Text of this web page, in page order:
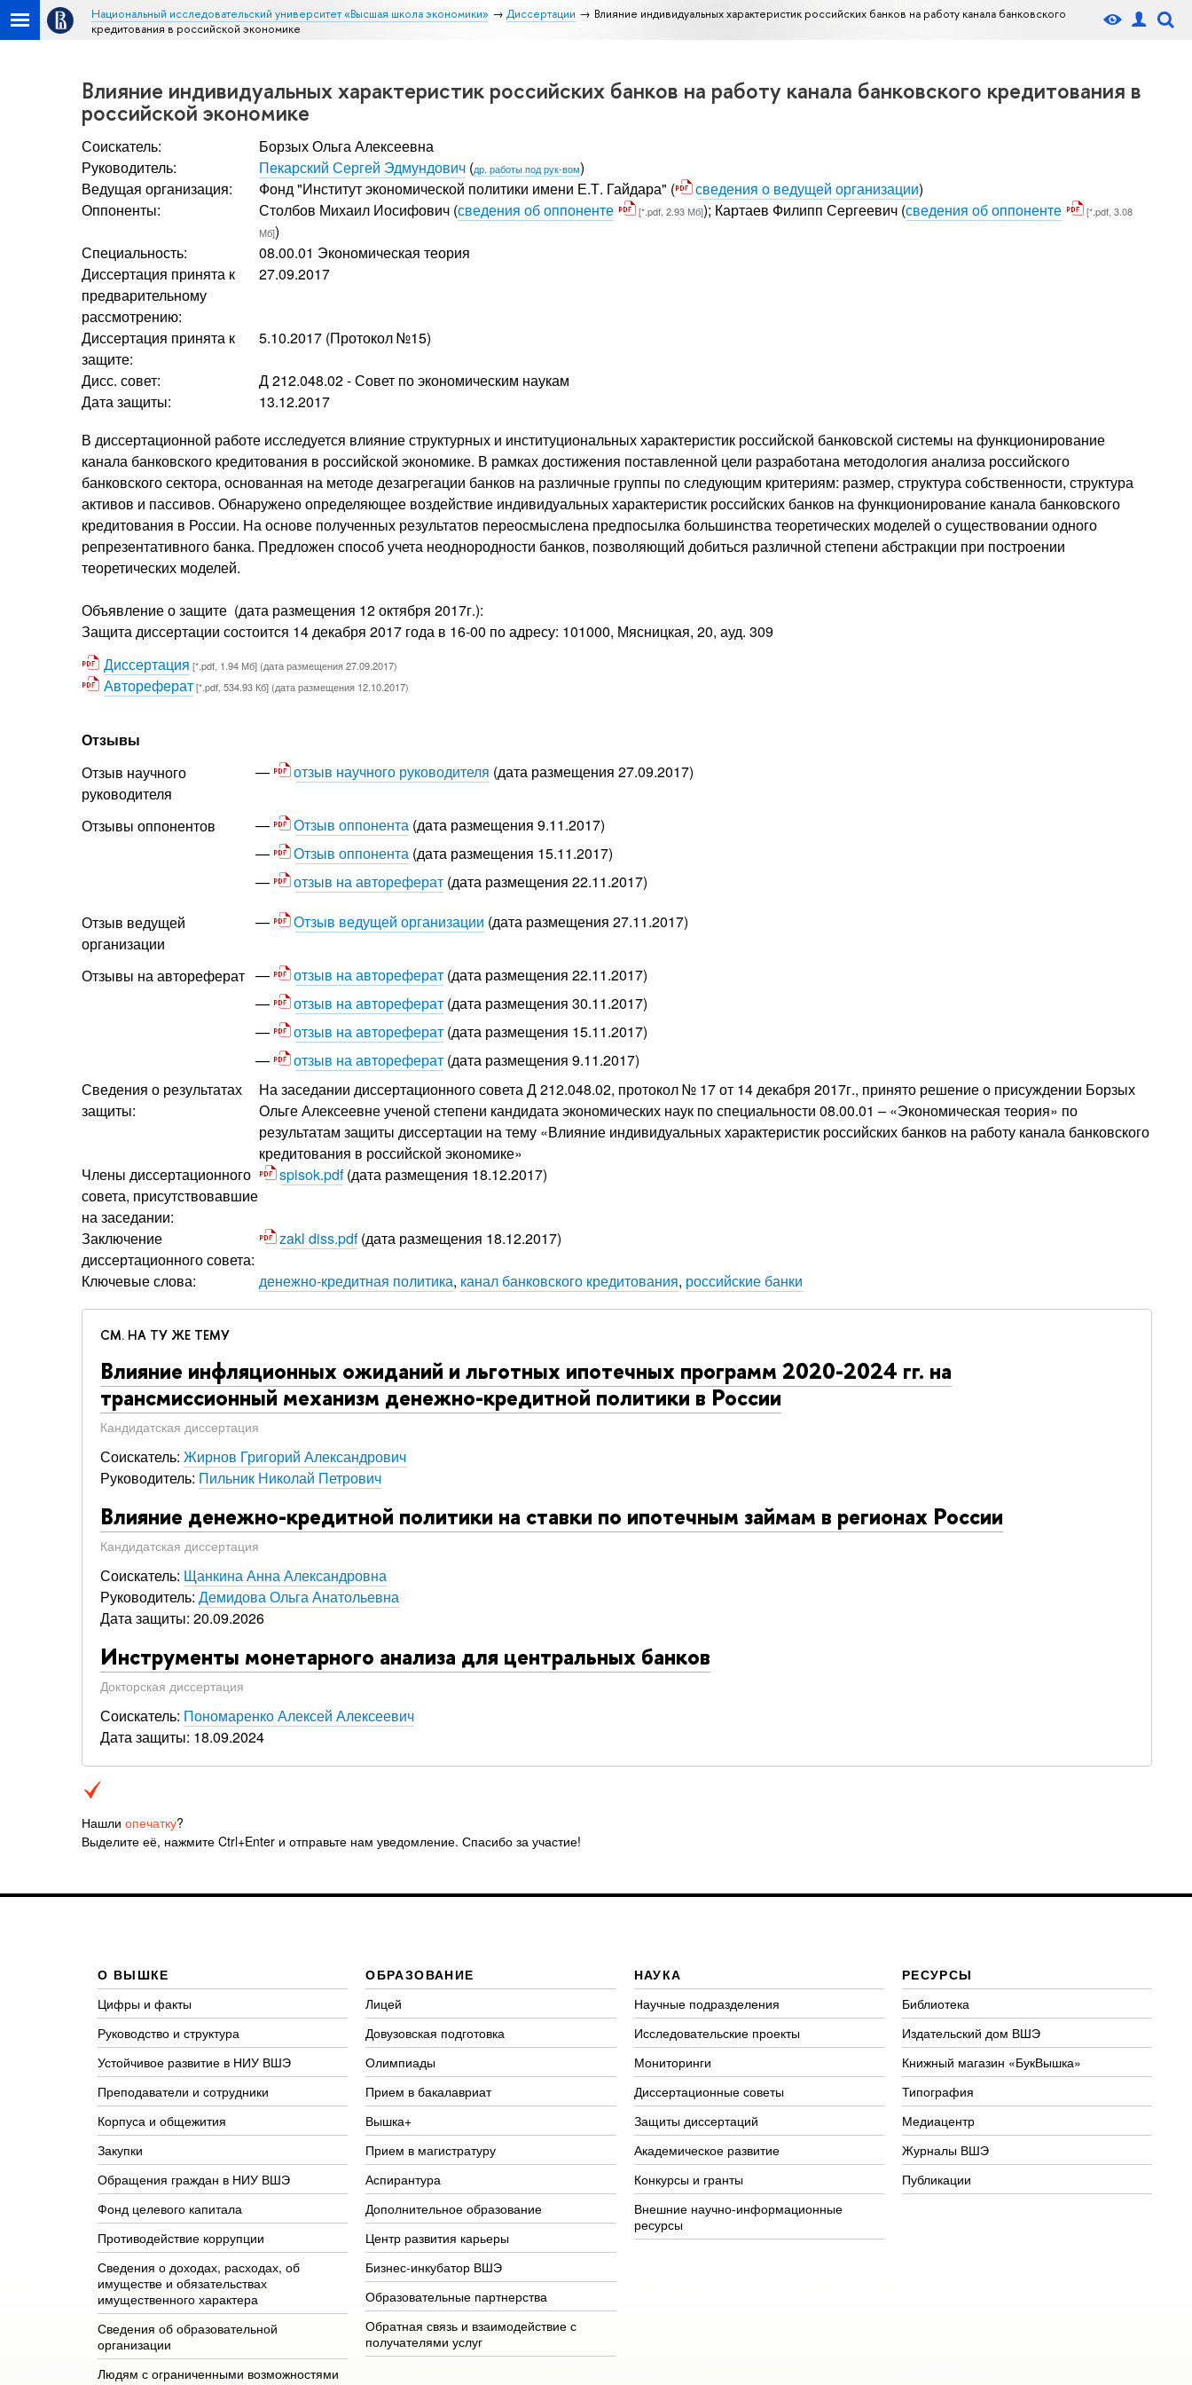
Национальный исследовательский университет «Высшая школа экономики» Диссертации
Влияние индивидуальных характеристик российских банков на работу канала банковского
кредитования в российской экономике
Нашли опечатку?
Выделите её, нажмите Ctrl+Enter и отправьте нам уведомление. Спасибо за участие!
Влияние индивидуальных характеристик российских банков на работу канала банковского кредитования в
российской экономике
Соискатель:
Борзых Ольга Алексеевна
Руководитель:
Пекарский Сергей Эдмундович (др. работы под рук-вом)
Ведущая организация:
Фонд "Институт экономической политики имени Е.Т. Гайдара" ( сведения о ведущей организации)
Оппоненты:
Столбов Михаил Иосифович (сведения об оппоненте [*.pdf, 2.93 Мб]); Картаев Филипп Сергеевич (сведения об оппоненте
[*.pdf, 3.08
Мб])
Специальность:
08.00.01 Экономическая теория
Диссертация принята к
предварительному
рассмотрению:
27.09.2017
Диссертация принята к
защите:
5.10.2017 (Протокол №15)
Дисс. совет:
Д 212.048.02 - Совет по экономическим наукам
Дата защиты:
13.12.2017
В диссертационной работе исследуется влияние структурных и институциональных характеристик российской банковской системы на функционирование
канала банковского кредитования в российской экономике. В рамках достижения поставленной цели разработана методология анализа российского
банковского сектора, основанная на методе дезагрегации банков на различные группы по следующим критериям: размер, структура собственности, структура
активов и пассивов. Обнаружено определяющее воздействие индивидуальных характеристик российских банков на функционирование канала банковского
кредитования в России. На основе полученных результатов переосмыслена предпосылка большинства теоретических моделей о существовании одного
репрезентативного банка. Предложен способ учета неоднородности банков, позволяющий добиться различной степени абстракции при построении
теоретических моделей.
Объявление о защите (дата размещения 12 октября 2017г.):
Защита диссертации состоится 14 декабря 2017 года в 16-00 по адресу: 101000, Мясницкая, 20, ауд. 309
Диссертация [*.pdf, 1.94 Мб] (дата размещения 27.09.2017)
Автореферат[*.pdf, 534.93 Кб] (дата размещения 12.10.2017)
Отзывы
Отзыв научного
руководителя
отзыв научного руководителя (дата размещения 27.09.2017)
Отзывы оппонентов Отзыв оппонента (дата размещения 9.11.2017)
Отзыв оппонента (дата размещения 15.11.2017)
отзыв на автореферат (дата размещения 22.11.2017)
Отзыв ведущей
организации
Отзыв ведущей организации (дата размещения 27.11.2017)
Отзывы на автореферат отзыв на автореферат (дата размещения 22.11.2017)
отзыв на автореферат (дата размещения 30.11.2017)
отзыв на автореферат (дата размещения 15.11.2017)
отзыв на автореферат (дата размещения 9.11.2017)
Сведения о результатах
защиты:
На заседании диссертационного совета Д 212.048.02, протокол № 17 от 14 декабря 2017г., принято решение о присуждении Борзых
Ольге Алексеевне ученой степени кандидата экономических наук по специальности 08.00.01 – «Экономическая теория» по
результатам защиты диссертации на тему «Влияние индивидуальных характеристик российских банков на работу канала банковского
кредитования в российской экономике»
Члены диссертационного
совета, присутствовавшие
на заседании:
spisok.pdf(дата размещения 18.12.2017)
Заключение
диссертационного совета:
zakl diss.pdf(дата размещения 18.12.2017)
Ключевые слова: денежно-кредитная политика, канал банковского кредитования, российские банки
СМ. НА ТУ ЖЕ ТЕМУ
Влияние инфляционных ожиданий и льготных ипотечных программ 2020-2024 гг. на
трансмиссионный механизм денежно-кредитной политики в России
Кандидатская диссертация
Соискатель: Жирнов Григорий Александрович
Руководитель: Пильник Николай Петрович
Влияние денежно-кредитной политики на ставки по ипотечным займам в регионах России
Кандидатская диссертация
Соискатель: Щанкина Анна Александровна
Руководитель: Демидова Ольга Анатольевна
Дата защиты: 20.09.2026
Инструменты монетарного анализа для центральных банков
Докторская диссертация
Соискатель: Пономаренко Алексей Алексеевич
Дата защиты: 18.09.2024
О ВЫШКЕ
Цифры и факты
Руководство и структура
Устойчивое развитие в НИУ ВШЭ
Преподаватели и сотрудники
Корпуса и общежития
Закупки
Обращения граждан в НИУ ВШЭ
Фонд целевого капитала
Противодействие коррупции
Сведения о доходах, расходах, об
имуществе и обязательствах
имущественного характера
Сведения об образовательной
организации
Людям с ограниченными возможностями
ОБРАЗОВАНИЕ
Лицей
Довузовская подготовка
Олимпиады
Прием в бакалавриат
Вышка+
Прием в магистратуру
Аспирантура
Дополнительное образование
Центр развития карьеры
Бизнес-инкубатор ВШЭ
Образовательные партнерства
Обратная связь и взаимодействие с
получателями услуг
НАУКА
Научные подразделения
Исследовательские проекты
Мониторинги
Диссертационные советы
Защиты диссертаций
Академическое развитие
Конкурсы и гранты
Внешние научно-информационные
ресурсы
РЕСУРСЫ
Библиотека
Издательский дом ВШЭ
Книжный магазин «БукВышка»
Типография
Медиацентр
Журналы ВШЭ
Публикации